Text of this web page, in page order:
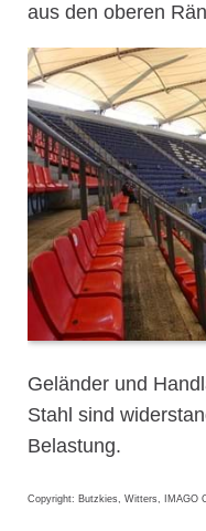
aus den oberen
Geländer und
Stahl sind
Belastung.
Copyright: Butzkies, Witters, IMAGO